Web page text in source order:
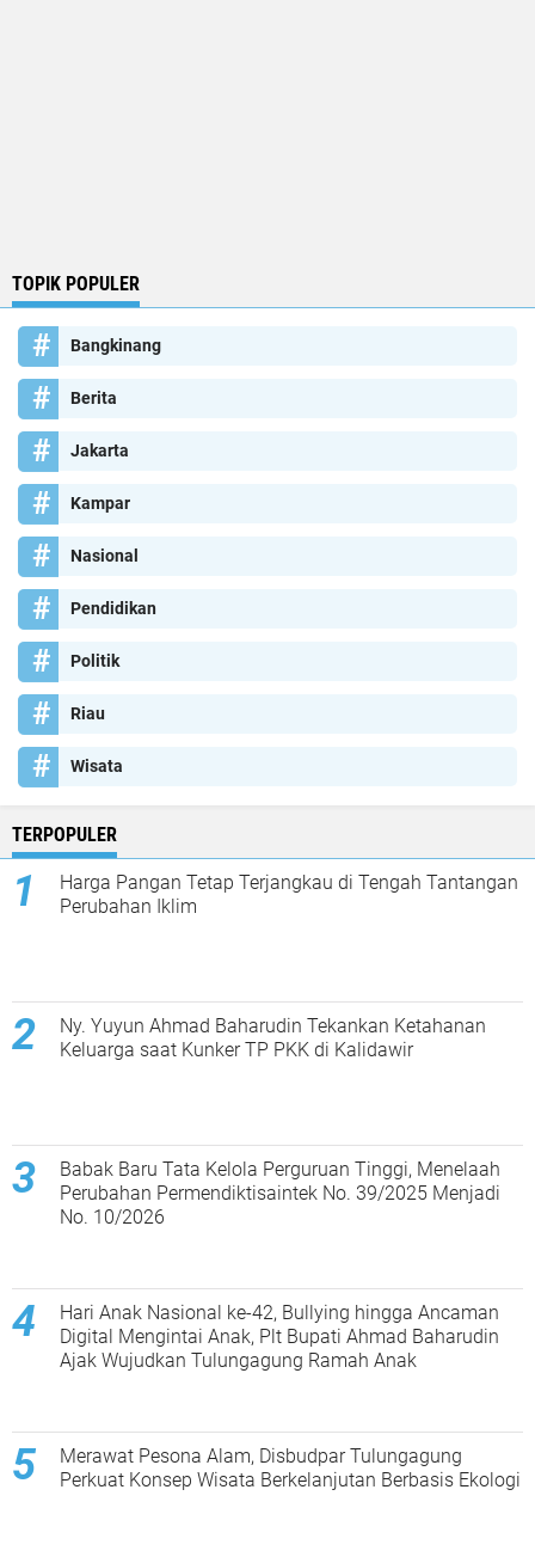
TOPIK POPULER
Bangkinang
Berita
Jakarta
Kampar
Nasional
Pendidikan
Politik
Riau
Wisata
TERPOPULER
Harga Pangan Tetap Terjangkau di Tengah Tantangan
Perubahan Iklim
Ny. Yuyun Ahmad Baharudin Tekankan Ketahanan
Keluarga saat Kunker TP PKK di Kalidawir
Babak Baru Tata Kelola Perguruan Tinggi, Menelaah
Perubahan Permendiktisaintek No. 39/2025 Menjadi
No. 10/2026
Hari Anak Nasional ke-42, Bullying hingga Ancaman
Digital Mengintai Anak, Plt Bupati Ahmad Baharudin
Ajak Wujudkan Tulungagung Ramah Anak
Merawat Pesona Alam, Disbudpar Tulungagung
Perkuat Konsep Wisata Berkelanjutan Berbasis Ekologi